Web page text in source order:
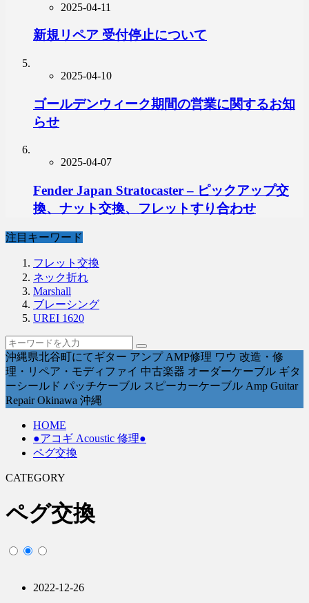
2025-04-11
新規リペア 受付停止について
2025-04-10
ゴールデンウィーク期間の営業に関するお知
らせ
2025-04-07
Fender Japan Stratocaster – ピックアップ交
換、ナット交換、フレットすり合わせ
注目キーワード
フレット交換
ネック折れ
Marshall
ブレーシング
UREI 1620
沖縄県北谷町にてギター アンプ AMP修理 ワウ 改造・修
理・リペア・モディファイ 中古楽器 オーダーケーブル ギタ
ーシールド パッチケーブル スピーカーケーブル Amp Guitar
Repair Okinawa 沖縄
HOME
●アコギ Acoustic 修理●
ペグ交換
CATEGORY
ペグ交換
2022-12-26